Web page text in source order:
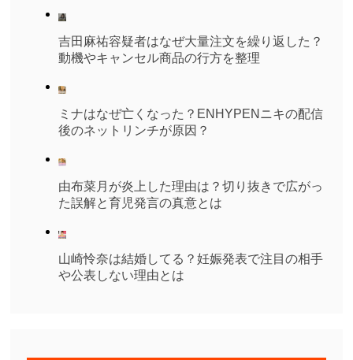
吉田麻祐容疑者はなぜ大量注文を繰り返した？
動機やキャンセル商品の行方を整理
ミナはなぜ亡くなった？ENHYPENニキの配信
後のネットリンチが原因？
由布菜月が炎上した理由は？切り抜きで広がっ
た誤解と育児発言の真意とは
山崎怜奈は結婚してる？妊娠発表で注目の相手
や公表しない理由とは